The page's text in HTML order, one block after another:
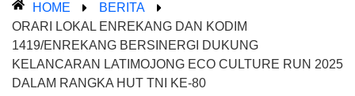
HOME
BERITA
ORARI LOKAL ENREKANG DAN KODIM
1419/ENREKANG BERSINERGI DUKUNG
KELANCARAN LATIMOJONG ECO CULTURE RUN 2025
DALAM RANGKA HUT TNI KE-80